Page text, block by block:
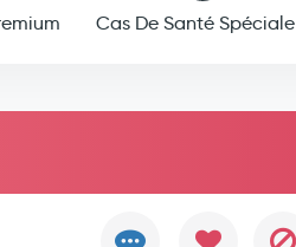
Cas De Santé Spéciale